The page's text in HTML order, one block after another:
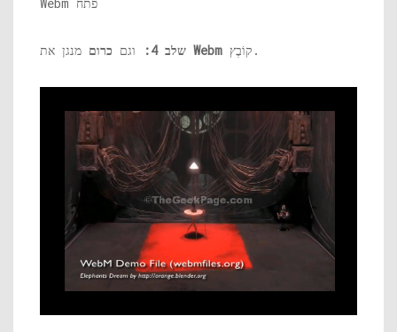
שלב 4: וגם כרום Webm קוֹבֶץ.